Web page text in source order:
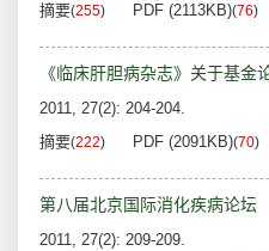
摘要(255) PDF (2113KB)(76)
《临床肝胆病杂志》关于基金
2011, 27(2): 204-204.
摘要(222) PDF (2091KB)(70)
第八届北京国际消化疾病论坛
2011, 27(2): 209-209.